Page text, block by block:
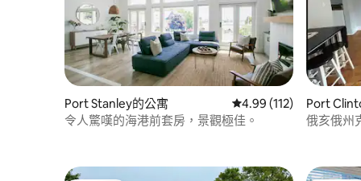
Port Stanley的公寓 從 112 則評價中獲得
4.99 (112)
令人驚嘆的海港前套房，景觀極佳。
Port
俄亥俄州